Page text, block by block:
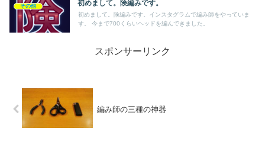
その他 初めまして。険編みです。
初めまして。険編みです。インスタグラムで編み師をやっていま
す。 今まで700くらいヘッドを編んできました。
スポンサーリンク
編み師の三種の神器